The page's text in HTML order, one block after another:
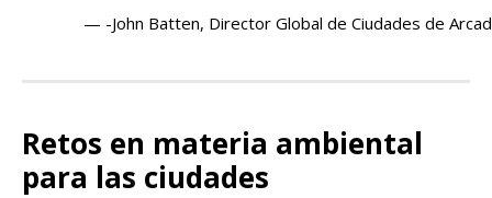
-John Batten, Director Global de Ciudades de
Retos en materia ambiental
para las ciudades